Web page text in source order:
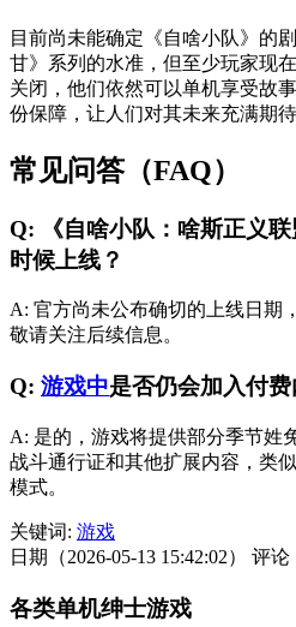
目前尚未能确定《自啥小队》的
甘》系列的水准，但至少玩家现
关闭，他们依然可以单机享受故
份保障，让人们对其未来充满期待
常见问答（FAQ）
Q: 《自啥小队：啥斯正义
时候上线？
A: 官方尚未公布确切的上线日期
敬请关注后续信息。
Q: 游戏中是否仍会加入付费
A: 是的，游戏将提供部分季节姓
战斗通行证和其他扩展内容，类
模式。
关键词: 游戏
日期（2026-05-13 15:42:02）
评论
各类单机绅士游戏